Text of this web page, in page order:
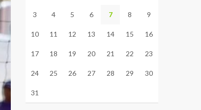
3 4 5 6 7 8 9
10 11 12 13 14 15 16
17 18 19 20 21 22 23
24 25 26 27 28 29 30
31